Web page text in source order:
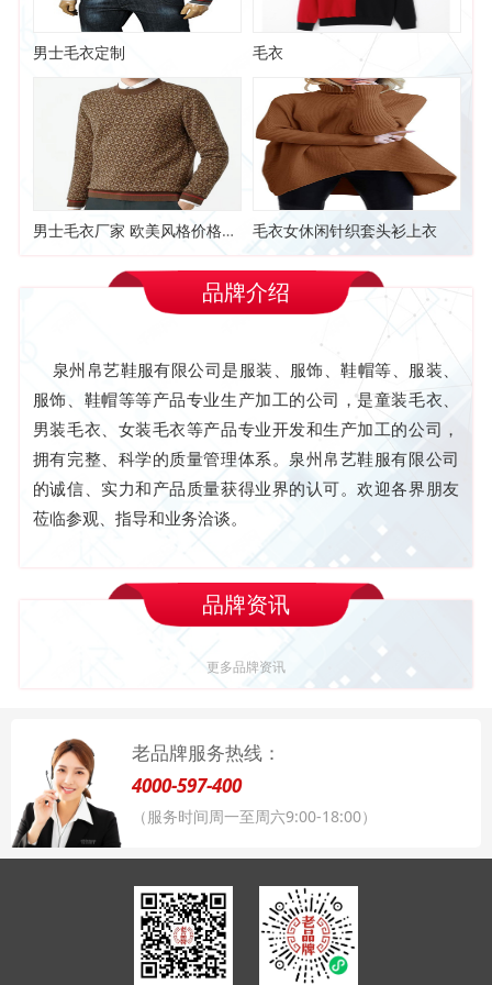
男士毛衣定制 毛衣
男士毛衣厂家 欧美风格价格实惠厂家直销 毛衣女休闲针织套头衫上衣
品牌介绍
泉州帛艺鞋服有限公司是服装、服饰、鞋帽等、服装、
服饰、鞋帽等等产品专业生产加工的公司，是童装毛衣、
男装毛衣、女装毛衣等产品专业开发和生产加工的公司，
拥有完整、科学的质量管理体系。泉州帛艺鞋服有限公司
的诚信、实力和产品质量获得业界的认可。欢迎各界朋友
莅临参观、指导和业务洽谈。
品牌资讯
更多品牌资讯
老品牌服务热线：
4000-597-400
（服务时间周一至周六9:00-18:00）